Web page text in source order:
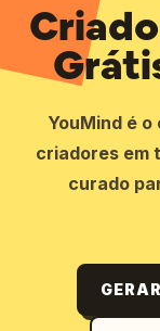
YouMind é
criadores em
curado